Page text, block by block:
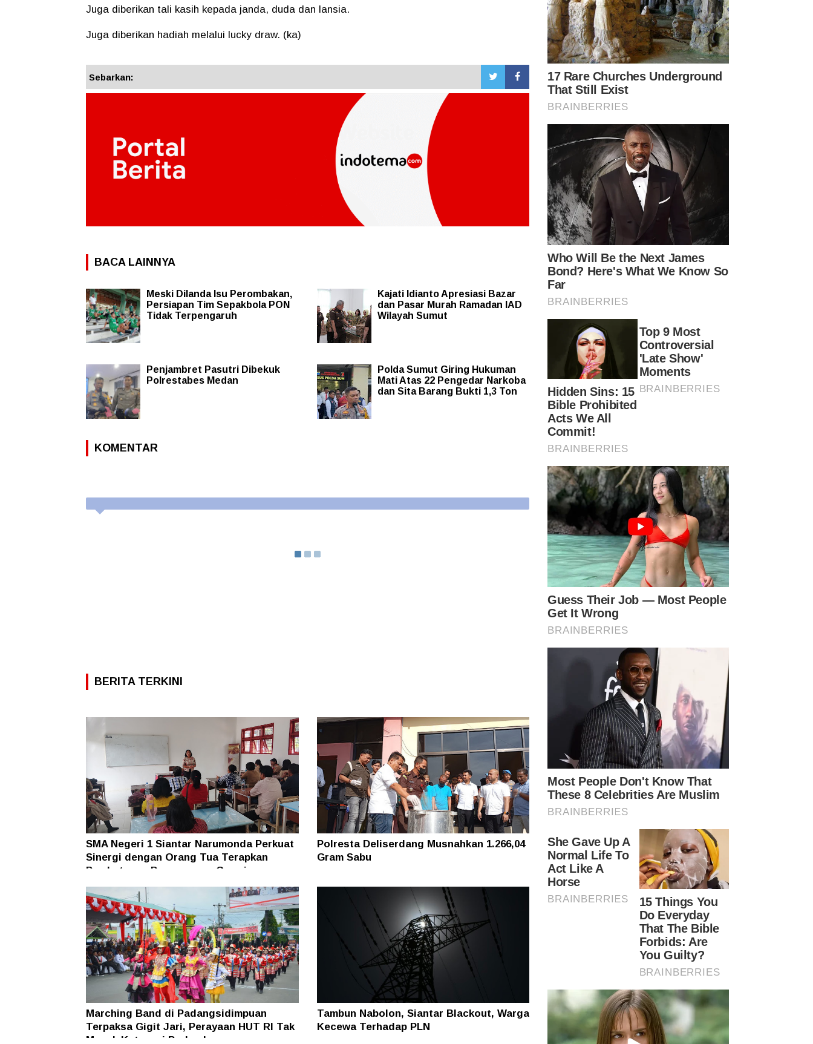
Juga diberikan tali kasih kepada janda, duda dan lansia.
Juga diberikan hadiah melalui lucky draw. (ka)
Sebarkan:
BACA LAINNYA
Meski Dilanda Isu Perombakan,
Persiapan Tim Sepakbola PON
Tidak Terpengaruh
Kajati Idianto Apresiasi Bazar
dan Pasar Murah Ramadan IAD
Wilayah Sumut
Penjambret Pasutri Dibekuk
Polrestabes Medan
Polda Sumut Giring Hukuman
Mati Atas 22 Pengedar Narkoba
dan Sita Barang Bukti 1,3 Ton
KOMENTAR
BERITA TERKINI
SMA Negeri 1 Siantar Narumonda Perkuat
Sinergi dengan Orang Tua Terapkan
Pembatasan Penggunaan Gawai
Polresta Deliserdang Musnahkan 1.266,04
Gram Sabu
Marching Band di Padangsidimpuan
Terpaksa Gigit Jari, Perayaan HUT RI Tak
Masuk Kategori Perlombaan
Tambun Nabolon, Siantar Blackout, Warga
Kecewa Terhadap PLN